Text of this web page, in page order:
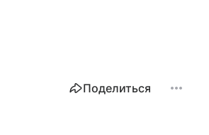
Поделиться